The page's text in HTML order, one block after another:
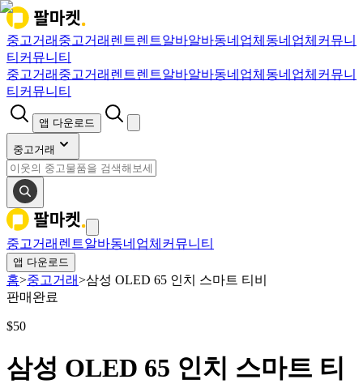
중고거래 중고거래 렌트렌트알바알바동네업체 동네업체 커뮤니
티 커뮤니티
중고거래 중고거래 렌트렌트알바알바동네업체 동네업체 커뮤니
티 커뮤니티
앱 다운로드
중고거래
중고거래 렌트알바동네업체 커뮤니티
앱 다운로드
홈>중고거래>삼성 OLED 65 인치 스마트 티비
판매완료
$50
삼성 OLED 65 인치 스마트 티